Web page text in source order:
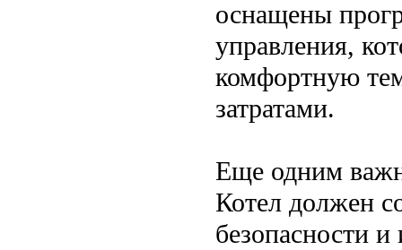
оснащены
управления,
комфортную
затратами.
Еще одним
Котел должен
безопасности